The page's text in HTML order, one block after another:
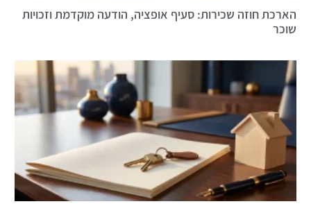
הארכת חוזה שכירות: סעיף אופציה, הודעה מוקדמת וזכויות
שוכר